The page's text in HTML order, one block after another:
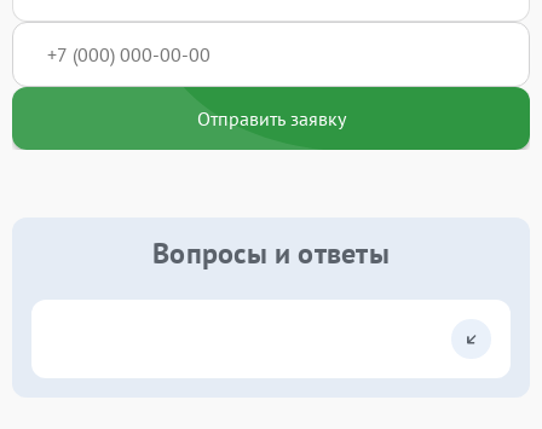
Отправить заявку
Вопросы и ответы